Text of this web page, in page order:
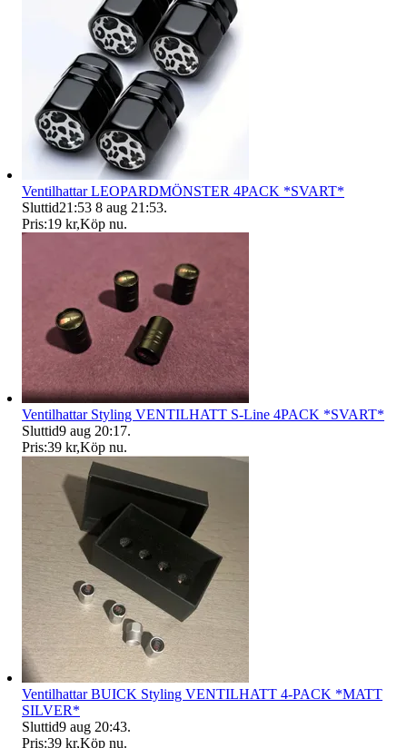
Ventilhattar LEOPARDMÖNSTER 4PACK *SVART*
Sluttid21:53 8 aug 21:53.
Pris:19 kr,Köp nu.
Ventilhattar Styling VENTILHATT S-Line 4PACK *SVART*
Sluttid9 aug 20:17.
Pris:39 kr,Köp nu.
Ventilhattar BUICK Styling VENTILHATT 4-PACK *MATT
SILVER*
Sluttid9 aug 20:43.
Pris:39 kr,Köp nu.